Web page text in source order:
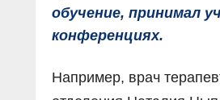
обучение, принимал
конференциях.
Например, врач